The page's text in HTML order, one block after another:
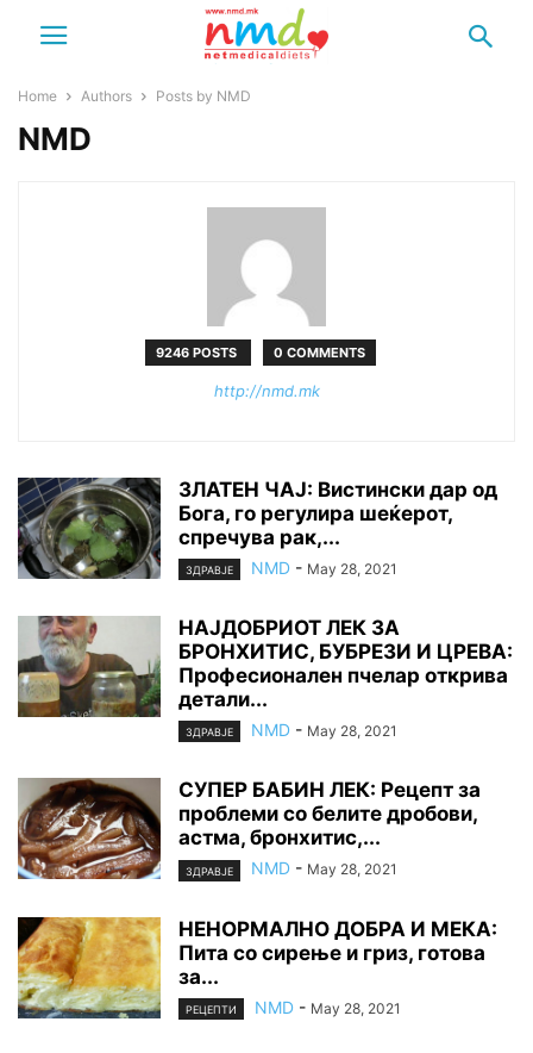
Home Authors Posts by NMD
NMD
9246 POSTS 0 COMMENTS
http://nmd.mk
ЗЛАТЕН ЧАЈ: Вистински дар од
Бога, го регулира шеќерот,
спречува рак,...
ЗДРАВЈЕ NMD - May 28, 2021
НАЈДОБРИОТ ЛЕК ЗА
БРОНХИТИС, БУБРЕЗИ И ЦРЕВА:
Професионален пчелар открива
детали...
ЗДРАВЈЕ NMD - May 28, 2021
СУПЕР БАБИН ЛЕК: Рецепт за
проблеми со белите дробови,
астма, бронхитис,...
ЗДРАВЈЕ NMD - May 28, 2021
НЕНОРМАЛНО ДОБРА И МЕКА:
Пита со сирење и гриз, готова
за...
РЕЦЕПТИ NMD - May 28, 2021